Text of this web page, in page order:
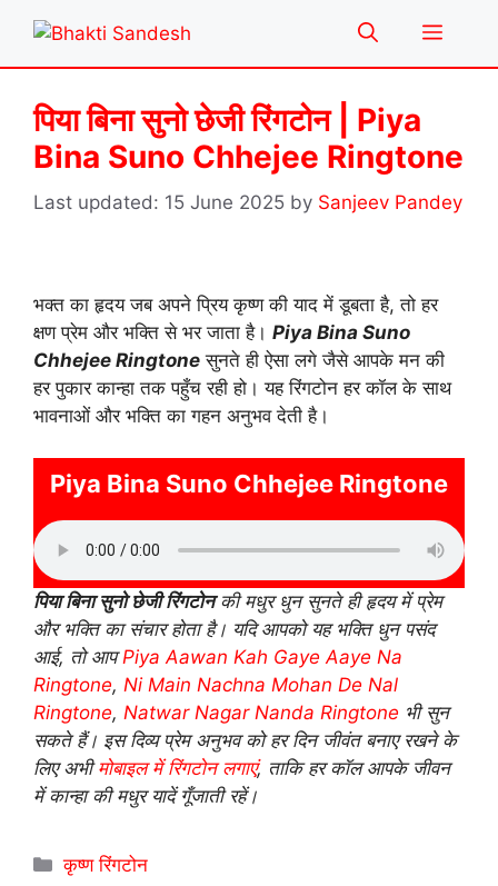
content
Menu
पिया बिना सुनो छेजी रिंगटोन | Piya
Bina Suno Chhejee Ringtone
15 June 2025 by Sanjeev Pandey
भक्त का हृदय जब अपने प्रिय कृष्ण की याद में डूबता है, तो हर
क्षण प्रेम और भक्ति से भर जाता है। Piya Bina Suno
Chhejee Ringtone सुनते ही ऐसा लगे जैसे आपके मन की
हर पुकार कान्हा तक पहुँच रही हो। यह रिंगटोन हर कॉल के साथ
भावनाओं और भक्ति का गहन अनुभव देती है।
Piya Bina Suno Chhejee Ringtone
पिया बिना सुनो छेजी रिंगटोनकी मधुर धुन सुनते ही हृदय में प्रेम
और भक्ति का संचार होता है। यदि आपको यह भक्ति धुन पसंद
आई, तो आपPiya Aawan Kah Gaye Aaye Na
Ringtone, Ni Main Nachna Mohan De Nal
Ringtone, Natwar Nagar Nanda Ringtone भी सुन
सकते हैं। इस दिव्य प्रेम अनुभव को हर दिन जीवंत बनाए रखने के
लिए अभीमोबाइल में रिंगटोन लगाएं, ताकि हर कॉल आपके जीवन
में कान्हा की मधुर यादें गूँजाती रहें।
Categories
कृष्ण रिंगटोन